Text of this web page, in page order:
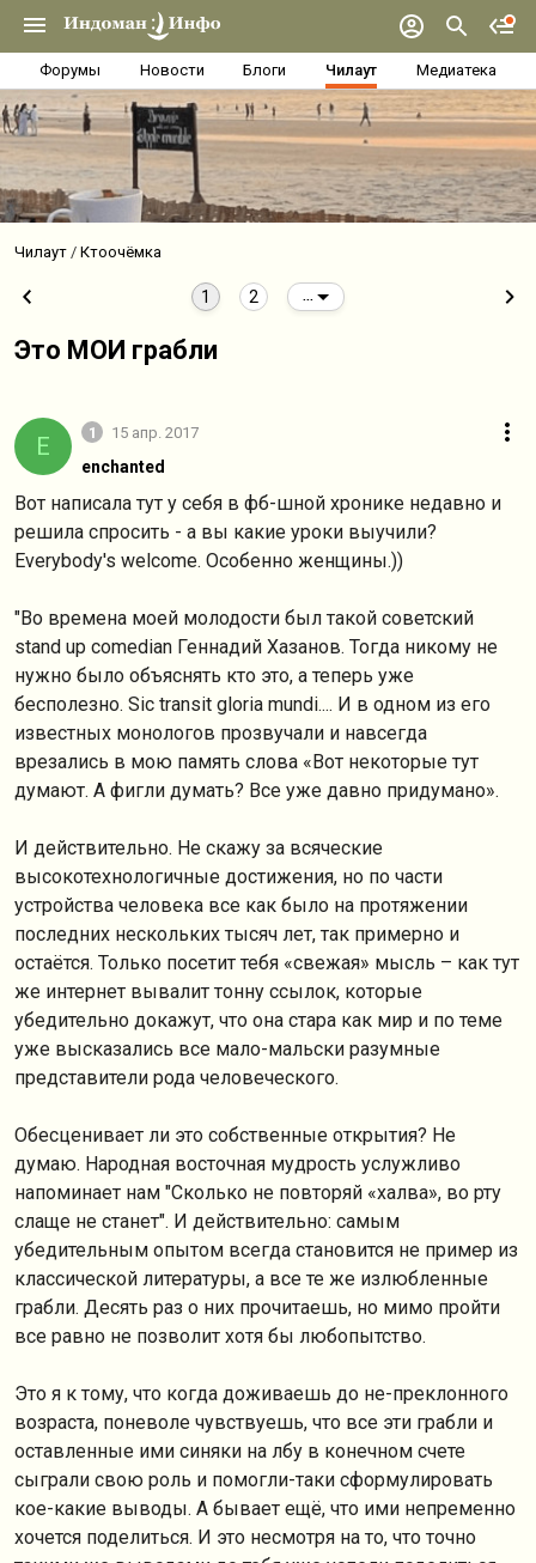
Форумы Новости Блоги Чилаут Медиатека
Чилаут Ктоочёмка
1 2
Это МОИ грабли
E 1 15 апр. 2017
enchanted
Вот написала тут у себя в фб-шной хронике недавно и
решила спросить - а вы какие уроки выучили?
Everybody's welcome. Особенно женщины.))
"Во времена моей молодости был такой советский
stand up comedian Геннадий Хазанов. Тогда никому не
нужно было объяснять кто это, а теперь уже
бесполезно. Sic transit gloria mundi.... И в одном из его
известных монологов прозвучали и навсегда
врезались в мою память слова «Вот некоторые тут
думают. А фигли думать? Все уже давно придумано».
И действительно. Не скажу за всяческие
высокотехнологичные достижения, но по части
устройства человека все как было на протяжении
последних нескольких тысяч лет, так примерно и
остаётся. Только посетит тебя «свежая» мысль – как тут
же интернет вывалит тонну ссылок, которые
убедительно докажут, что она стара как мир и по теме
уже высказались все мало-мальски разумные
представители рода человеческого.
Обесценивает ли это собственные открытия? Не
думаю. Народная восточная мудрость услужливо
напоминает нам "Сколько не повторяй «халва», во рту
слаще не станет". И действительно: самым
убедительным опытом всегда становится не пример из
классической литературы, а все те же излюбленные
грабли. Десять раз о них прочитаешь, но мимо пройти
все равно не позволит хотя бы любопытство.
Это я к тому, что когда доживаешь до не-преклонного
возраста, поневоле чувствуешь, что все эти грабли и
оставленные ими синяки на лбу в конечном счете
сыграли свою роль и помогли-таки сформулировать
кое-какие выводы. А бывает ещё, что ими непременно
хочется поделиться. И это несмотря на то, что точно